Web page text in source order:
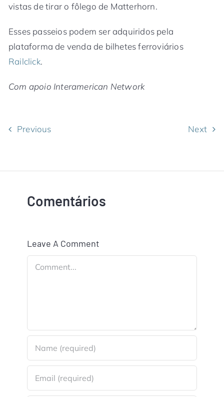
vistas de tirar o fôlego de Matterhorn.
Esses passeios podem ser adquiridos pela
plataforma de venda de bilhetes ferroviários
Railclick.
Com apoio Interamerican Network
Previous Next
Comentários
Leave A Comment
Comment